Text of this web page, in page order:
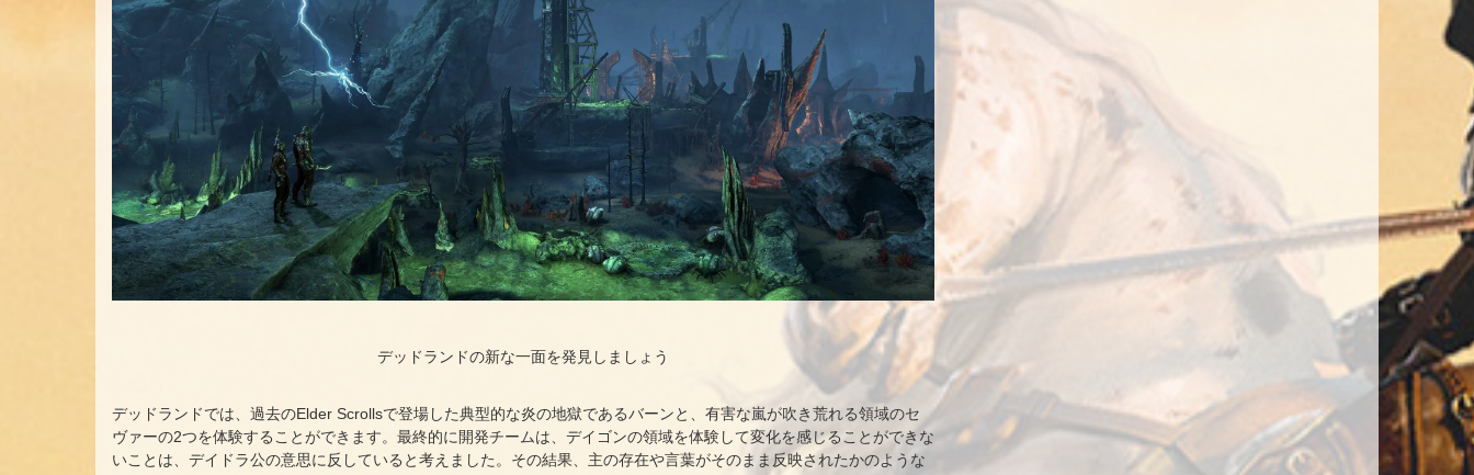
デッドランドの新な一面を発見しましょう
デッドランドでは、過去のElder Scrollsで登場した典型的な炎の地獄であるバーンと、有害な嵐が吹き荒れる領域のセ
ヴァーの2つを体験することができます。最終的に開発チームは、デイゴンの領域を体験して変化を感じることができな
いことは、デイドラ公の意思に反していると考えました。その結果、主の存在や言葉がそのまま反映されたかのような